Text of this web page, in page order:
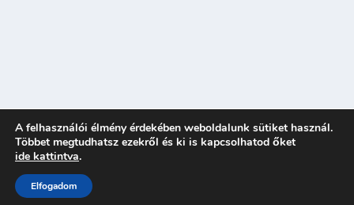
A felhasználói élmény érdekében weboldalunk sütiket használ.
Többet megtudhatsz ezekről és ki is kapcsolhatod őket
ide kattintva.
Elfogadom